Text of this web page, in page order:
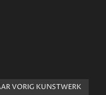
VORIG KUNSTWERK